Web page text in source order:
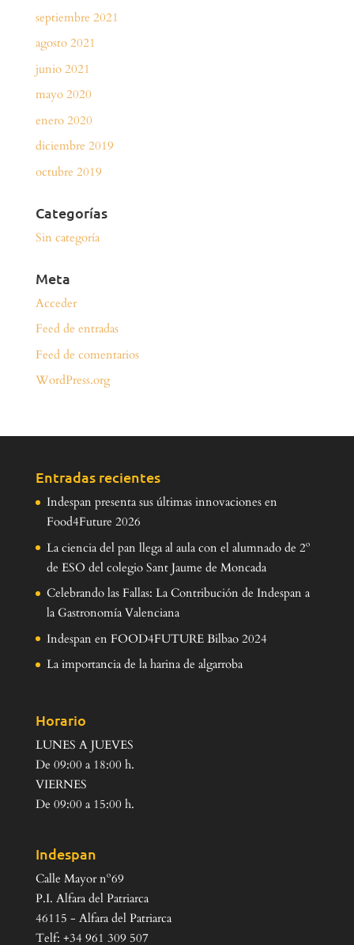
septiembre 2021
agosto 2021
junio 2021
mayo 2020
enero 2020
diciembre 2019
octubre 2019
Categorías
Sin categoría
Meta
Acceder
Feed de entradas
Feed de comentarios
WordPress.org
Entradas recientes
Indespan presenta sus últimas innovaciones en
Food4Future 2026
La ciencia del pan llega al aula con el alumnado de 2º
de ESO del colegio Sant Jaume de Moncada
Celebrando las Fallas: La Contribución de Indespan a
la Gastronomía Valenciana
Indespan en FOOD4FUTURE Bilbao 2024
La importancia de la harina de algarroba
Horario
LUNES A JUEVES
De 09:00 a 18:00 h.
VIERNES
De 09:00 a 15:00 h.
Indespan
Calle Mayor nº69
P.I. Alfara del Patriarca
46115 - Alfara del Patriarca
Telf: +34 961 309 507